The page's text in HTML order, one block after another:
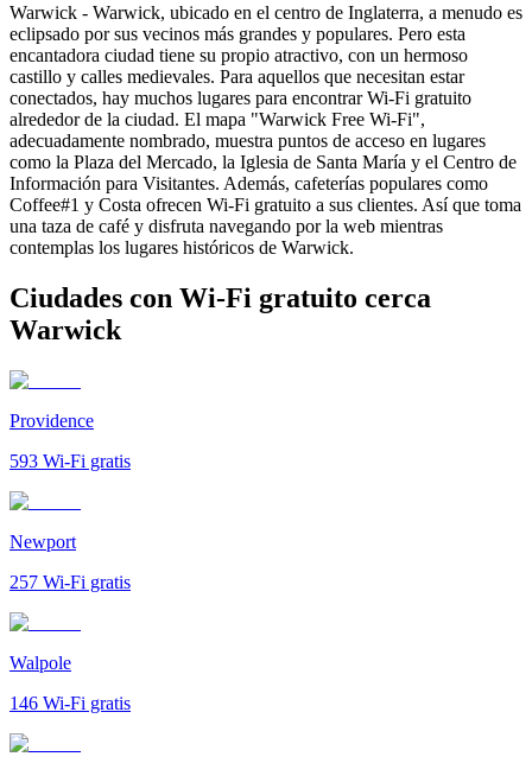
Warwick - Warwick, ubicado en el centro de Inglaterra, a menudo es
eclipsado por sus vecinos más grandes y populares. Pero esta
encantadora ciudad tiene su propio atractivo, con un hermoso
castillo y calles medievales. Para aquellos que necesitan estar
conectados, hay muchos lugares para encontrar Wi-Fi gratuito
alrededor de la ciudad. El mapa "Warwick Free Wi-Fi",
adecuadamente nombrado, muestra puntos de acceso en lugares
como la Plaza del Mercado, la Iglesia de Santa María y el Centro de
Información para Visitantes. Además, cafeterías populares como
Coffee#1 y Costa ofrecen Wi-Fi gratuito a sus clientes. Así que toma
una taza de café y disfruta navegando por la web mientras
contemplas los lugares históricos de Warwick.
Ciudades con Wi-Fi gratuito cerca
Warwick
Providence
593 Wi-Fi gratis
Newport
257 Wi-Fi gratis
Walpole
146 Wi-Fi gratis